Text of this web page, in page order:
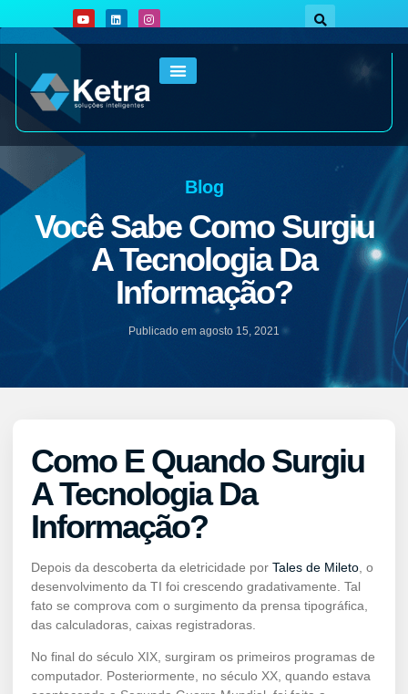
Blog
Você Sabe Como Surgiu
A Tecnologia Da
Informação?
Publicado em agosto 15, 2021
Como E Quando Surgiu
A Tecnologia Da
Informação?
Depois da descoberta da eletricidade por Tales de Mileto , o
desenvolvimento da TI foi crescendo gradativamente. Tal
fato se comprova com o surgimento da prensa tipográfica,
das calculadoras, caixas registradoras.
No final do século XIX, surgiram os primeiros programas de
computador. Posteriormente, no século XX, quando estava